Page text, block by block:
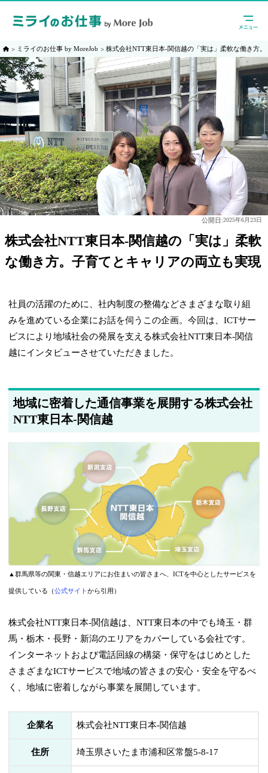
ミライのお仕事 by MoreJob 株式会社NTT東日本-関信越の「実は」柔軟な働き方
公開日:2025年6月23日
株式会社NTT東日本-関信越の「実は」柔軟
な働き方。子育てとキャリアの両立も実現
社員の活躍のために、社内制度の整備などさまざまな取り組
みを進めている企業にお話を伺うこの企画。今回は、ICTサー
ビスにより地域社会の発展を支える株式会社NTT東日本-関信
越にインタビューさせていただきました。
地域に密着した通信事業を展開する株式会社
NTT東日本-関信越
▲群馬県等の関東・信越エリアにお住まいの皆さまへ、ICTを中心としたサービスを
提供している（公式サイトから引用）
株式会社NTT東日本-関信越は、NTT東日本の中でも埼玉・群
馬・栃木・長野・新潟のエリアをカバーしている会社です。
インターネットおよび電話回線の構築・保守をはじめとした
さまざまなICTサービスで地域の皆さまの安心・安全を守るべ
く、地域に密着しながら事業を展開しています。
企業名 株式会社NTT東日本-関信越
住所 埼玉県さいたま市浦和区常盤5-8-17